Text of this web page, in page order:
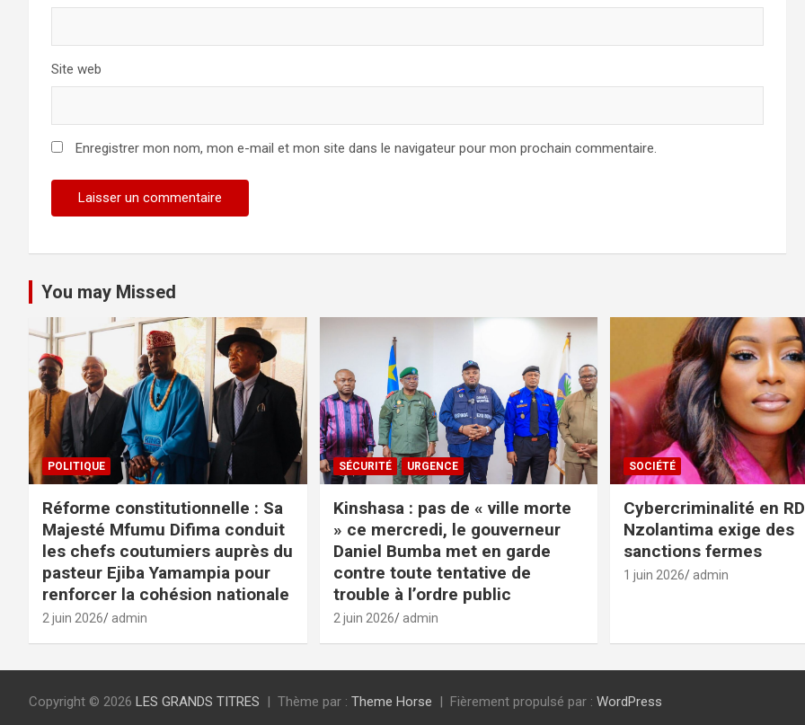
Site web
Enregistrer mon nom, mon e-mail et mon site dans le navigateur pour mon prochain commentaire.
You may Missed
POLITIQUE
Réforme constitutionnelle : Sa
Majesté Mfumu Difima conduit
les chefs coutumiers auprès du
pasteur Ejiba Yamampia pour
renforcer la cohésion nationale
2 juin 2026 admin
SÉCURITÉ URGENCE
Kinshasa : pas de « ville morte
» ce mercredi, le gouverneur
Daniel Bumba met en garde
contre toute tentative de
trouble à l’ordre public
2 juin 2026 admin
SOCIÉTÉ
Cybercriminalité en
Nzolantima exige des
sanctions fermes
1 juin 2026 admin
Copyright © 2026 LES GRANDS TITRES Thème par : Theme Horse Fièrement propulsé par : WordPress